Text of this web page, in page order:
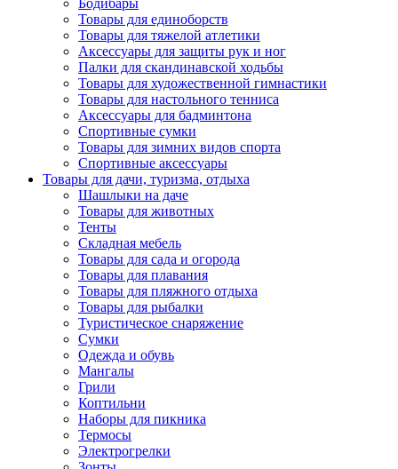
Бодибары
Товары для единоборств
Товары для тяжелой атлетики
Аксессуары для защиты рук и ног
Палки для скандинавской ходьбы
Товары для художественной гимнастики
Товары для настольного тенниса
Аксессуары для бадминтона
Спортивные сумки
Товары для зимних видов спорта
Спортивные аксессуары
Товары для дачи, туризма, отдыха
Шашлыки на даче
Товары для животных
Тенты
Складная мебель
Товары для сада и огорода
Товары для плавания
Товары для пляжного отдыха
Товары для рыбалки
Туристическое снаряжение
Сумки
Одежда и обувь
Мангалы
Грили
Коптильни
Наборы для пикника
Термосы
Электрогрелки